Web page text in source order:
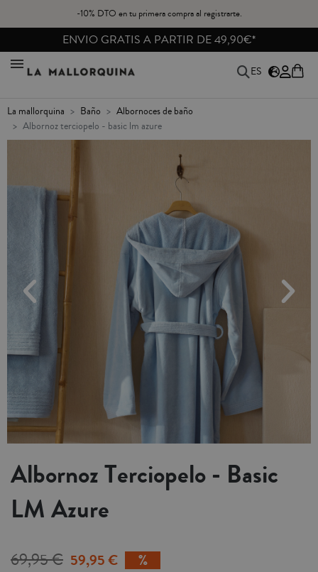
-10% DTO en tu primera compra al registrarte.
ENVIO GRATIS A PARTIR DE 49,90€*
ES
la mallorquina baño
albornoces de baño
albornoz terciopelo - basic lm azure
Albornoz Terciopelo - Basic
LM Azure
69,95 € 59,95 €